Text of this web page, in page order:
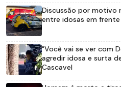
Discussão por motivo
entre idosas em frente
"Você vai se ver com
agredir idosa e surta
Cascavel